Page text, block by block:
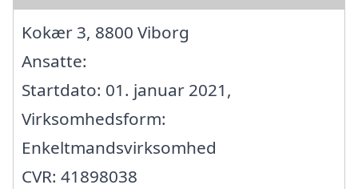
Kokær 3, 8800 Viborg
Ansatte:
Startdato: 01. januar 2021,
Virksomhedsform:
Enkeltmandsvirksomhed
CVR: 41898038